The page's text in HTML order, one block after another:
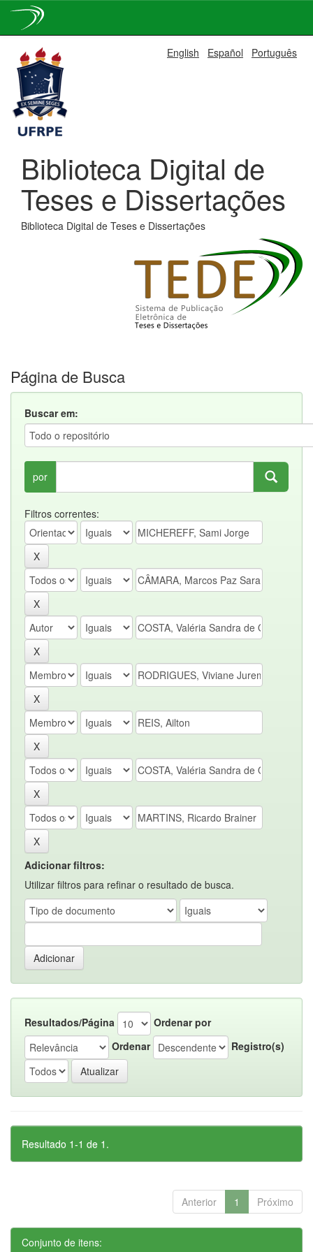
navigation
English Español Português
Biblioteca Digital de
Teses e Dissertações
Biblioteca Digital de Teses e Dissertações
Página de Busca
Buscar em:
por
Filtros correntes:
Adicionar filtros:
Utilizar filtros para refinar o resultado de busca.
Resultados/Página
Ordenar por
Ordenar
Registro(s)
Resultado 1-1 de 1.
Anterior 1 Próximo
Conjunto de itens: